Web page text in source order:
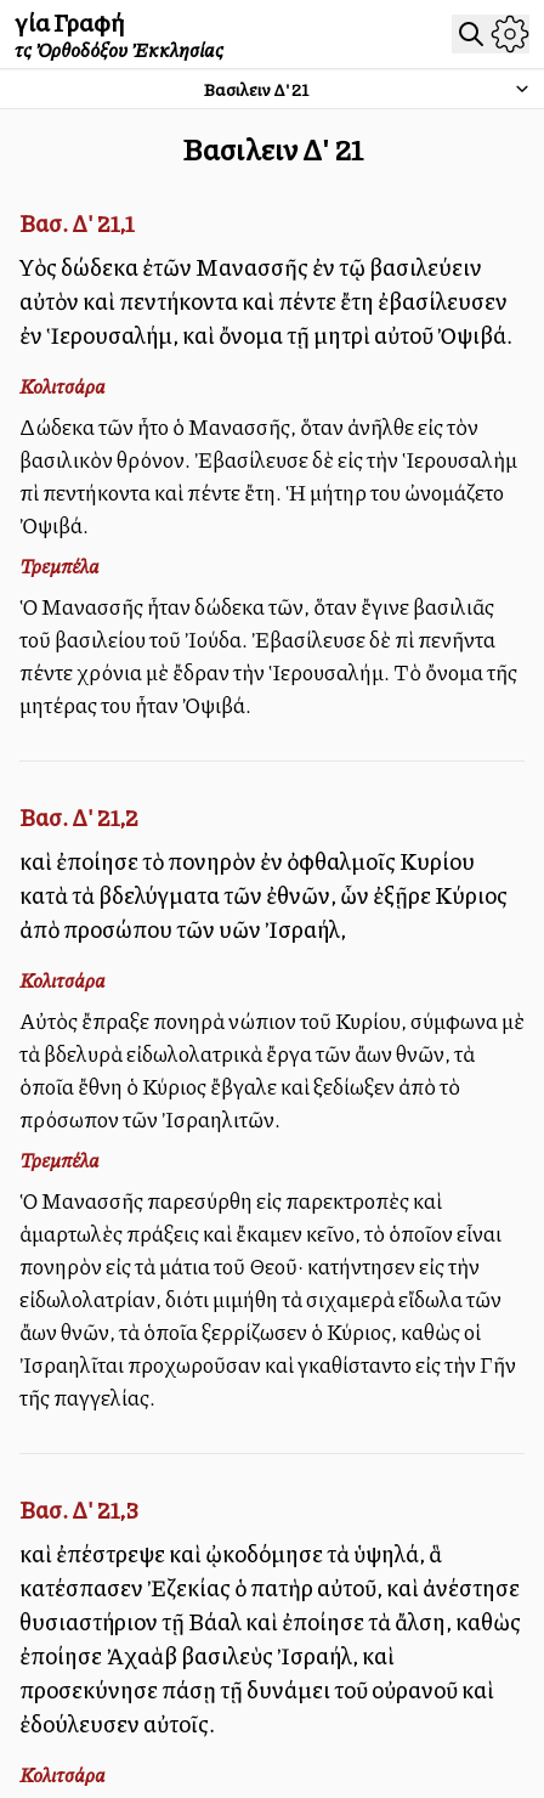
Ἁγία Γραφή
τῆς Ὀρθοδόξου Ἐκκλησίας
Βασιλειῶν Δ'21
Βασιλειῶν Δ' 21
Βασ. Δ' 21,1
Υἱὸς δώδεκα ἐτῶν Μανασσῆς ἐν τῷ βασιλεύειν
αὐτὸν καὶ πεντήκοντα καὶ πέντε ἔτη ἐβασίλευσεν
ἐν Ἱερουσαλήμ, καὶ ὄνομα τῇ μητρὶ αὐτοῦ Ὀψιβά.
Κολιτσάρα
Δώδεκα ἐτῶν ἦτο ὁ Μανασσῆς, ὅταν ἀνῆλθε εἰς τὸν
βασιλικὸν θρόνον. Ἐβασίλευσε δὲ εἰς τὴν Ἱερουσαλὴμ
ἐπὶ πεντήκοντα καὶ πέντε ἔτη. Ἡ μήτηρ του ὠνομάζετο
Ὀψιβά.
Τρεμπέλα
Ὁ Μανασσῆς ἦταν δώδεκα ἐτῶν, ὅταν ἔγινε βασιλιᾶς
τοῦ βασιλείου τοῦ Ἰούδα. Ἐβασίλευσε δὲ ἐπὶ πενῆντα
πέντε χρόνια μὲ ἔδραν τὴν Ἱερουσαλήμ. Τὸ ὄνομα τῆς
μητέρας του ἦταν Ὀψιβά.
Βασ. Δ' 21,2
καὶ ἐποίησε τὸ πονηρὸν ἐν ὀφθαλμοῖς Κυρίου
κατὰ τὰ βδελύγματα τῶν ἐθνῶν, ὧν ἐξῇρε Κύριος
ἀπὸ προσώπου τῶν υἱῶν Ἰσραήλ,
Κολιτσάρα
Αὐτὸς ἔπραξε πονηρὰ ἐνώπιον τοῦ Κυρίου, σύμφωνα μὲ
τὰ βδελυρὰ εἰδωλολατρικὰ ἔργα τῶν ἄλλων ἐθνῶν, τὰ
ὁποῖα ἔθνη ὁ Κύριος ἔβγαλε καὶ ἐξεδίωξεν ἀπὸ τὸ
πρόσωπον τῶν Ἰσραηλιτῶν.
Τρεμπέλα
Ὁ Μανασσῆς παρεσύρθη εἰς παρεκτροπὲς καὶ
ἁμαρτωλὲς πράξεις καὶ ἔκαμεν ἐκεῖνο, τὸ ὁποῖον εἶναι
πονηρὸν εἰς τὰ μάτια τοῦ Θεοῦ· κατήντησεν εἰς τὴν
εἰδωλολατρίαν, διότι ἐμιμήθη τὰ σιχαμερὰ εἴδωλα τῶν
ἄλλων ἐθνῶν, τὰ ὁποῖα ἐξερρίζωσεν ὁ Κύριος, καθὼς οἱ
Ἰσραηλῖται ἐπροχωροῦσαν καὶ ἐγκαθίσταντο εἰς τὴν Γῆν
τῆς ἐπαγγελίας.
Βασ. Δ' 21,3
καὶ ἐπέστρεψε καὶ ᾠκοδόμησε τὰ ὑψηλά, ἃ
κατέσπασεν Ἐζεκίας ὁ πατὴρ αὐτοῦ, καὶ ἀνέστησε
θυσιαστήριον τῇ Βάαλ καὶ ἐποίησε τὰ ἄλση, καθὼς
ἐποίησε Ἀχαὰβ βασιλεὺς Ἰσραήλ, καὶ
προσεκύνησε πάσῃ τῇ δυνάμει τοῦ οὐρανοῦ καὶ
ἐδούλευσεν αὐτοῖς.
Κολιτσάρα